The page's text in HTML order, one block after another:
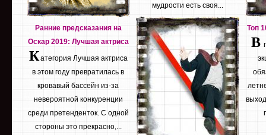
Ранние предсказания на
Оскар 2019: Лучшая актриса
Категория Лучшая актриса
в этом году превратилась в
кровавый бассейн из-за
невероятной конкуренции
среди претенденток. С одной
стороны это прекрасно,...
мудрости есть своя...
Топ
В